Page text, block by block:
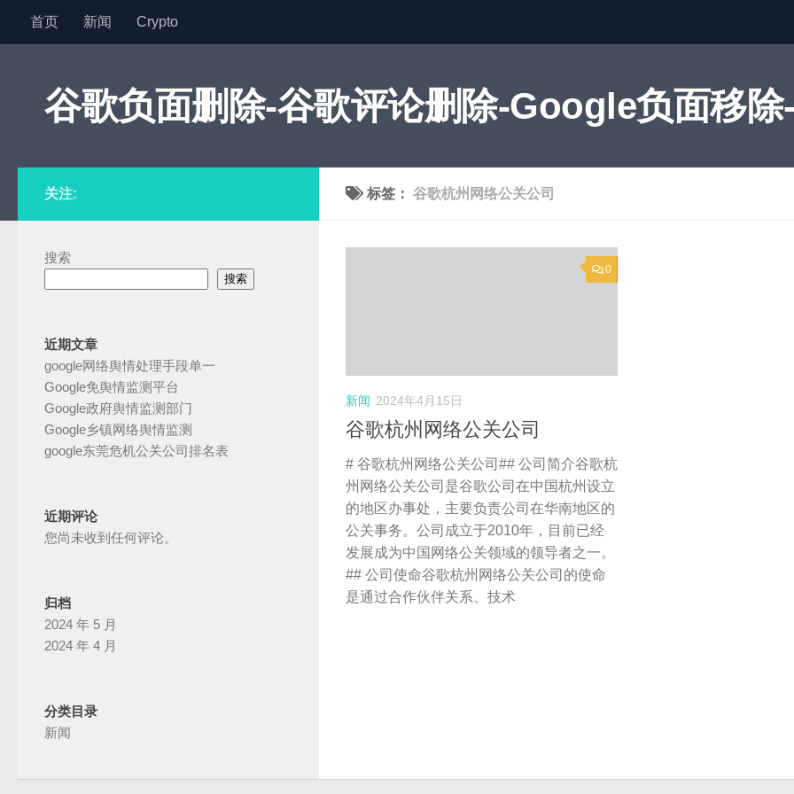
跳至内容
首页 新闻 Crypto
谷歌负面删除-谷歌评论删除-Google负面移
标签： 谷歌杭州网络公关公司
0
新闻 2024年4月15日
谷歌杭州网络公关公司
# 谷歌杭州网络公关公司## 公司简介谷歌杭
州网络公关公司是谷歌公司在中国杭州设立
的地区办事处，主要负责公司在华南地区的
公关事务。公司成立于2010年，目前已经
发展成为中国网络公关领域的领导者之一。
## 公司使命谷歌杭州网络公关公司的使命
是通过合作伙伴关系、技术
关注:
搜索
搜索
近期文章
google网络舆情处理手段单一
Google免舆情监测平台
Google政府舆情监测部门
Google乡镇网络舆情监测
google东莞危机公关公司排名表
近期评论
您尚未收到任何评论。
归档
2024 年 5 月
2024 年 4 月
分类目录
新闻